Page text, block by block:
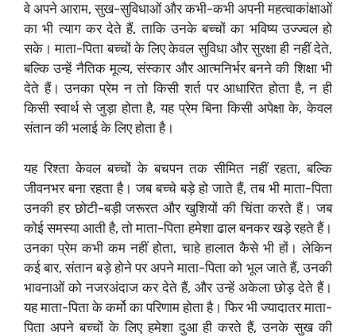
वे अपने आराम, सुख-सुविधाओं और कभी-कभी अपनी महत्वाकांक्षाओं
का भी त्याग कर देते हैं, ताकि उनके बच्चों का भविष्य उज्ज्वल हो
सके। माता-पिता बच्चों के लिए केवल सुविधा और सुरक्षा ही नहीं देते,
बल्कि उन्हें नैतिक मूल्य, संस्कार और आत्मनिर्भर बनने की शिक्षा भी
देते हैं। उनका प्रेम न तो किसी शर्त पर आधारित होता है, न ही
किसी स्वार्थ से जुड़ा होता है, यह प्रेम बिना किसी अपेक्षा के, केवल
संतान की भलाई के लिए होता है।
यह रिश्ता केवल बच्चों के बचपन तक सीमित नहीं रहता, बल्कि
जीवनभर बना रहता है। जब बच्चे बड़े हो जाते हैं, तब भी माता-पिता
उनकी हर छोटी-बड़ी जरूरत और खुशियों की चिंता करते हैं। जब
कोई समस्या आती है, तो माता-पिता हमेशा ढाल बनकर खड़े रहते हैं।
उनका प्रेम कभी कम नहीं होता, चाहे हालात कैसे भी हों। लेकिन
कई बार, संतान बड़े होने पर अपने माता-पिता को भूल जाते हैं, उनकी
भावनाओं को नजरअंदाज कर देते हैं, और उन्हें अकेला छोड़ देते हैं।
यह माता-पिता के कर्मो का परिणाम होता है। फिर भी ज्यादातर माता-
पिता अपने बच्चों के लिए हमेशा दुआ ही करते हैं, उनके सुख की